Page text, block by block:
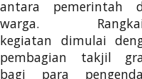
antara pemerintah
warga.
kegiatan dimulai
pembagian takjil
bagi para